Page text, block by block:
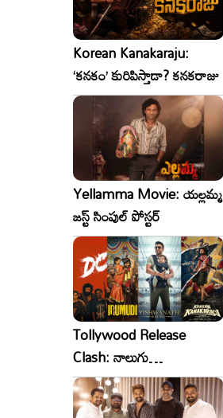
Korean Kanakaraju:
‘కనకం’ కురిపిస్తాడా? కనకరాజు
Yellamma Movie: యల్లమ్మ
జస్ట్ సింపుల్ పోస్టర్
Tollywood Release
Clash: నాలుగు
సినిమాలు..ఒకేసారి..ఎందుకో?